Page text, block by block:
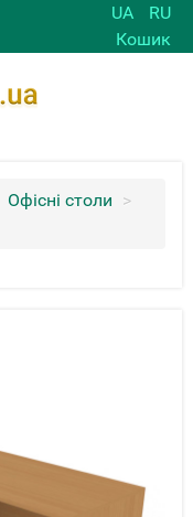
UA
RU
Кошик
Офісні столи >